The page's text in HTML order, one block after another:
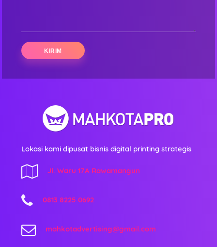
Lokasi kami dipusat bisnis digital printing strategis
Jl. Waru 17A Rawamangun
0813 8225 0692
mahkotadvertising@gmail.com